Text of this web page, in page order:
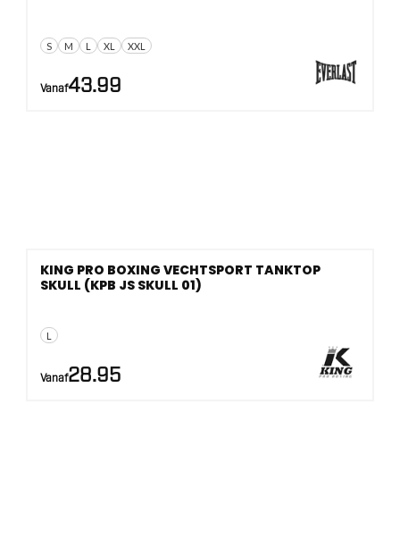
S M L XL XXL
Vanaf43.99
L
KING PRO BOXING VECHTSPORT TANKTOP
SKULL (KPB JS SKULL 01)
Vanaf28.95